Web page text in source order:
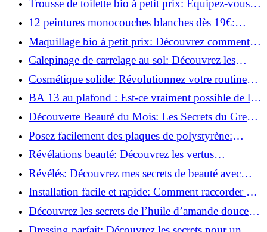
Trousse de toilette bio à petit prix: Équipez-vous
pour moins de 25€!
12 peintures monocouches blanches dès 19€:
Découvrez les meilleures offres!
Maquillage bio à petit prix: Découvrez comment
s'équiper pour moins de 50€!
Calepinage de carrelage au sol: Découvrez les
astuces incontournables!
Cosmétique solide: Révolutionnez votre routine
beauté pour zéro déchet!
BA 13 au plafond : Est-ce vraiment possible de les
coller ?
Découverte Beauté du Mois: Les Secrets du Green
Glamour !
Posez facilement des plaques de polystyrène:
Transformez votre plafond sans effort !
Révélations beauté: Découvrez les vertus
insoupçonnées de l'huile de coco!
Révélés: Découvrez mes secrets de beauté avec
l'huile de ricin!
Installation facile et rapide: Comment raccorder un
luminaire au plafond!
Découvrez les secrets de l’huile d’amande douce :
Pourquoi vous devez l'adopter!